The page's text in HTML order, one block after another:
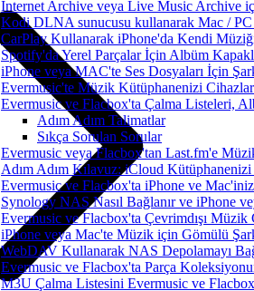
Internet Archive veya Live Music Archive
Kodi DLNA sunucusu kullanarak Mac / PC
CarPlay Kullanarak iPhone'da Kendi
Spotify'da Yerel Parçalar İçin Albüm
iPhone veya MAC'te Ses Dosyaları İçin
Evermusic'te Müzik Kütüphanenizi Cihazlar
Evermusic ve Flacbox'ta Çalma Listeleri,
Adım Adım Talimatlar
Sıkça Sorulan Sorular
Evermusic veya Flacbox'tan Last.fm'e
Adım Adım Kılavuz: iCloud
Evermusic ve Flacbox'ta iPhone ve
Synology NAS Nasıl Bağlanır ve iPhone
Evermusic ve Flacbox'ta Çevrimdışı
iPhone veya Mac'te Müzik için Gömülü
WebDAV Kullanarak NAS Depolamayı
Evermusic ve Flacbox'ta Parça
M3U Çalma Listesini Evermusic ve